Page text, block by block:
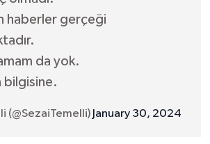
haberler gerçeği
da yok.
bilgisine.
(@SezaiTemelli) January 30, 2024